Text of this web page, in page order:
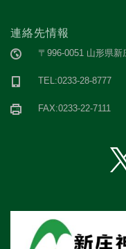
連絡先情報
〒996-0051 山形県新
TEL:0233-28-8777
FAX:0233-22-7111
X